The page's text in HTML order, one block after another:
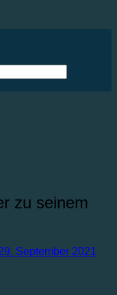
zu seinem
September 2021